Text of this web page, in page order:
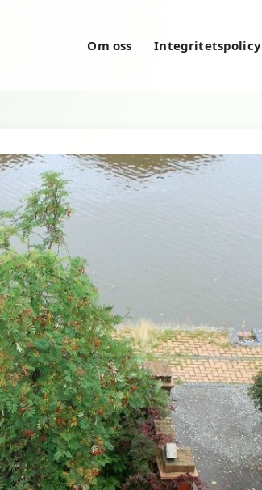
Om oss Integritetspolicy